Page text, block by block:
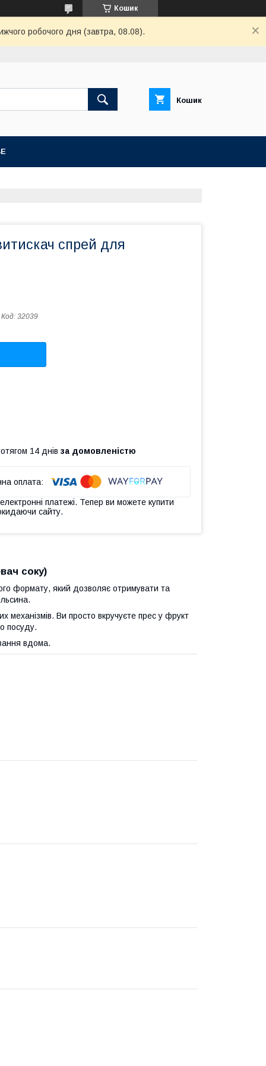
Кошик
робочого дня (завтра, 08.08).
Кошик
спрей для
Код: 32039
14 днів за домовленістю
платежі. Тепер ви можете купити
сайту.
соку)
формату, який дозволяє отримувати та
механізмів. Ви просто вкручуєте прес у фрукт
посуду.
вдома.